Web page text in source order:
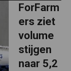
ForFarm
ers ziet
volume
stijgen
naar 5,2